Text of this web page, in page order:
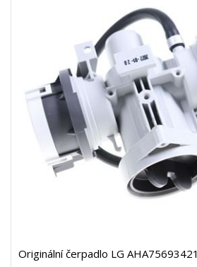
Originální čerpadlo LG AHA75693421